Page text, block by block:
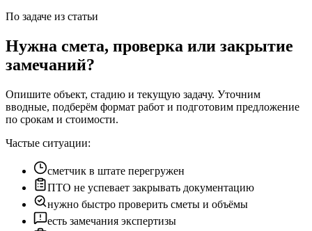
По задаче из статьи
Нужна смета, проверка или закрытие
замечаний?
Опишите объект, стадию и текущую задачу. Уточним
вводные, подберём формат работ и подготовим предложение
по срокам и стоимости.
Частые ситуации:
сметчик в штате перегружен
ПТО не успевает закрывать документацию
нужно быстро проверить сметы и объёмы
есть замечания экспертизы